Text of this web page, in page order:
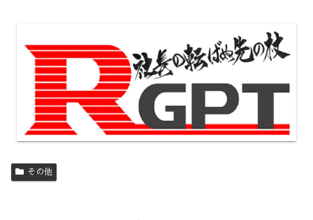
その他